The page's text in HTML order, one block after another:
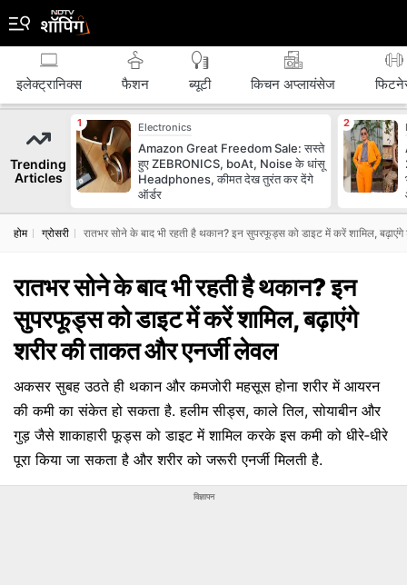
इलेक्ट्रानिक्स फैशन ब्‍यूटी किचन अप्लायंसेज
Trending
Articles
Electronics
Amazon Great Freedom Sale: सस्ते
हुए ZEBRONICS, boAt, Noise के धांसू
Headphones, कीमत देख तुरंत कर देंगे
ऑर्डर
होम ग्रोसरी रातभर सोने के बाद भी रहती है थकान? इन सुपरफूड्स को डाइट में करें शामिल,
रातभर सोने के बाद भी रहती है थकान? इन
सुपरफूड्स को डाइट में करें शामिल, बढ़ाएंगे
शरीर की ताकत और एनर्जी लेवल
अकसर सुबह उठते ही थकान और कमजोरी महसूस होना शरीर में आयरन
की कमी का संकेत हो सकता है. हलीम सीड्स, काले तिल, सोयाबीन और
गुड़ जैसे शाकाहारी फूड्स को डाइट में शामिल करके इस कमी को धीरे‑धीरे
पूरा किया जा सकता है और शरीर को जरूरी एनर्जी मिलती है.
विज्ञापन